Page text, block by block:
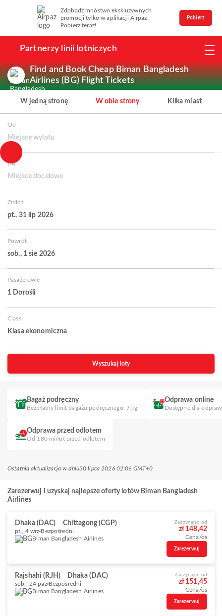
Zdobądź mnóstwo ekskluzywnych
promocji tylko w aplikacji Airpaz.
Pobierz teraz!
Pobierz
Partnerzy linii lotniczych
Find and Book Cheap Biman Bangladesh
Airlines (BG) Flight Tickets
W jedną stronę W obie strony Kilka miast
Od
Miejsce wylotu
Do
Miejsce docelowe
Odlot
pt., 31 lip 2026
Powrót
sob., 1 sie 2026
Pasażerowie
1 Dorośli
Class
Klasa ekonomiczna
Wyszukaj loty
Bagaż podręczny
Bezpłatny limit bagażu podręcznego: 7 kg
Odprawa online
Dostępne dla
Odprawa przed odlotem
Od 180 minut przed odlotem
Ostatnia aktualizacja w dniu30 lipca 2026 02:06 GMT+0
Zarezerwuj i uzyskaj najlepsze oferty lotów Biman Bangladesh
Airlines
Dhaka (DAC) Chittagong (CGP)
pt., 4 wrz Bezpośredni
Biman Bangladesh Airlines
Zaczynając od
zł 148,42
Cena/os
Zarezerwuj
Rajshahi (RJH) Dhaka (DAC)
sob., 24 paź Bezpośredni
Biman Bangladesh Airlines
Zaczynając od
zł 151,45
Cena/os
Zarezerwuj